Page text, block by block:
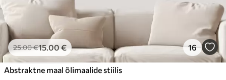
25.00€15.00€ 16
Abstraktne maal õlimaalide stiilis